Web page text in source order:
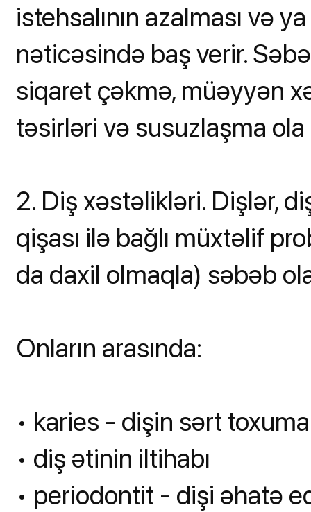
istehsalının azalması və
nəticəsində baş verir.
siqaret çəkmə, müəyyən
təsirləri və susuzlaşma ola
2. Diş xəstəlikləri. Dişlər,
qişası ilə bağlı müxtəlif
da daxil olmaqla) səbəb
Onların arasında:
• karies - dişin sərt
• diş ətinin iltihabı
• periodontit - dişi əhatə